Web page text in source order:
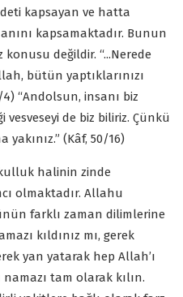
kapsayan ve hatta
kapsamaktadır. Bunun
değildir. “...Nerede
bütün yaptıklarınızı
“Andolsun, insanı biz
de biz biliriz. Çünkü
(Kâf, 50/16)
halinin zinde
olmaktadır. Allahu
farklı zaman dilimlerine
kıldınız mı, gerek
yan yatarak hep Allah’ı
tam olarak kılın.